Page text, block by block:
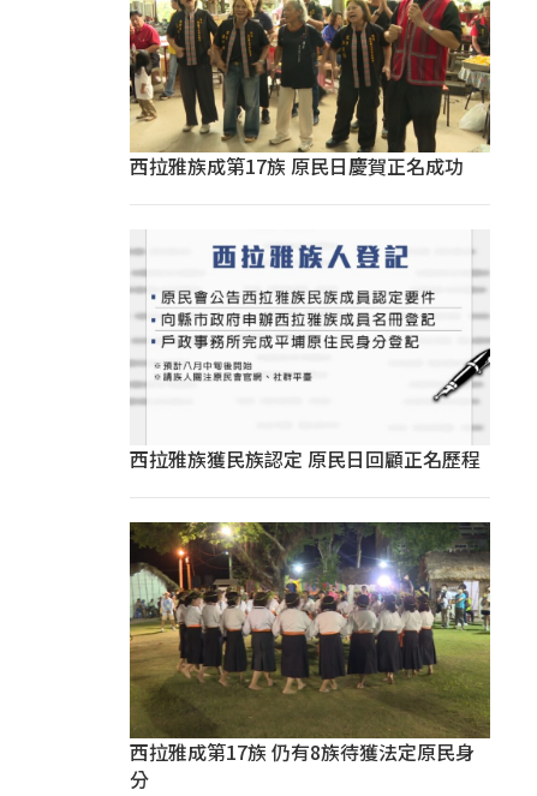
西拉雅族成第17族 原民日慶賀正名成功
西拉雅族獲民族認定 原民日回顧正名歷程
西拉雅成第17族 仍有8族待獲法定原民身
分